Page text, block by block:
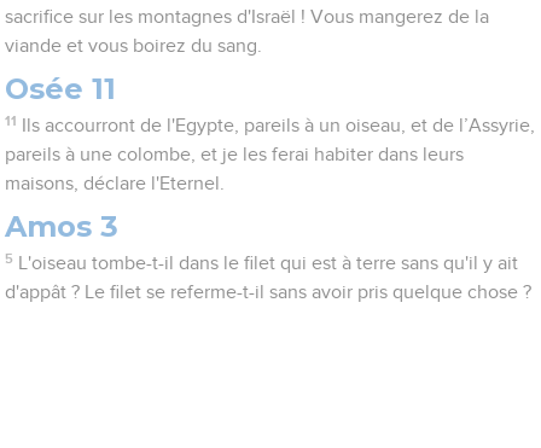
sacrifice sur les montagnes d'Israël ! Vous mangerez de la
viande et vous boirez du sang.
Osée 11
11
Ils accourront de l'Egypte, pareils à un oiseau, et de l’Assyrie,
pareils à une colombe, et je les ferai habiter dans leurs
maisons, déclare l'Eternel.
Amos 3
5
L'oiseau tombe-t-il dans le filet qui est à terre sans qu'il y ait
d'appât ? Le filet se referme-t-il sans avoir pris quelque chose ?